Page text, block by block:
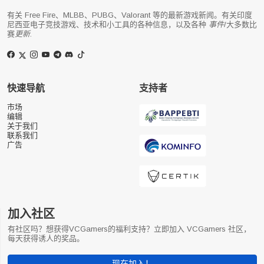
有关 Free Fire、MLBB、PUBG、Valorant 等的最新游戏新闻。有关印度
尼西亚电子竞技游戏、技术和小工具的各种信息，以及各种 事件/大多数比
赛更新.
快速导航
市场
编辑
关于我们
联系我们
广告
支持者
加入社区
有社区吗？想获得VCGamers的福利支持？立即加入 VCGamers 社区，
每天获得诱人的奖品。